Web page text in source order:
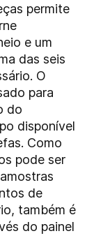
permite
e um
das seis
O
para
do
disponível
Como
pode ser
de
também é
do painel